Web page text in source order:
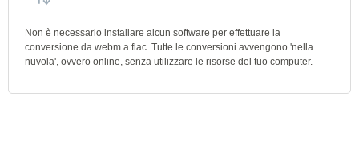
Non è necessario installare alcun software per effettuare la
conversione da webm a flac. Tutte le conversioni avvengono 'nella
nuvola', ovvero online, senza utilizzare le risorse del tuo computer.